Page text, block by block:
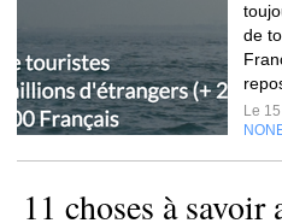
de
Le
11 choses à